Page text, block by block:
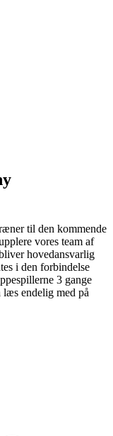
til den kommende
vores team af
hovedansvarlig
i den forbindelse
3 gange
endelig med på